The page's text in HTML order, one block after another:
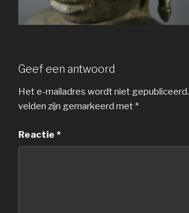
Geef een antwoord
Het e-mailadres wordt niet gepubliceerd.
velden zijn gemarkeerd met *
Reactie *